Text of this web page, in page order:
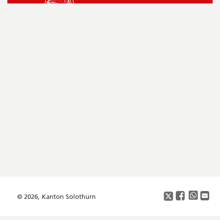
© 2026, Kanton Solothurn